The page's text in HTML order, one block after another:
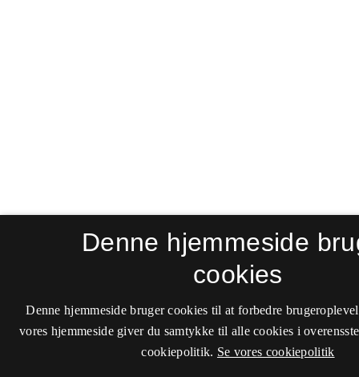
Denne hjemmeside
cookies
Denne hjemmeside bruger cookies til at forbedre
vores hjemmeside giver du samtykke til alle cookies i
cookiepolitik. Se vores cookiepolitik